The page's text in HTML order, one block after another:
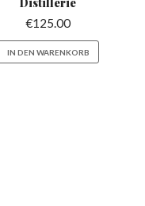
€125.00
IN DEN WARENKORB